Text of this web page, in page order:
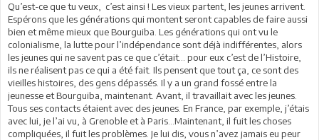
Qu’est-ce que tu veux, c’est ainsi ! Les vieux partent, les jeunes arrivent.
Espérons que les générations qui montent seront capables de faire aussi
bien et même mieux que Bourguiba. Les générations qui ont vu le
colonialisme, la lutte pour l’indépendance sont déjà indifférentes, alors
les jeunes qui ne savent pas ce que c’était… pour eux c’est de l’Histoire,
ils ne réalisent pas ce qui a été fait. Ils pensent que tout ça, ce sont des
vieilles histoires, des gens dépassés. Il y a un grand fossé entre la
jeunesse et Bourguiba, maintenant. Avant, il travaillait avec les jeunes.
Tous ses contacts étaient avec des jeunes. En France, par exemple, j’étais
avec lui, je l’ai vu, à Grenoble et à Paris…Maintenant, il fuit les choses
compliquées, il fuit les problèmes. Je lui dis, vous n’avez jamais eu peur